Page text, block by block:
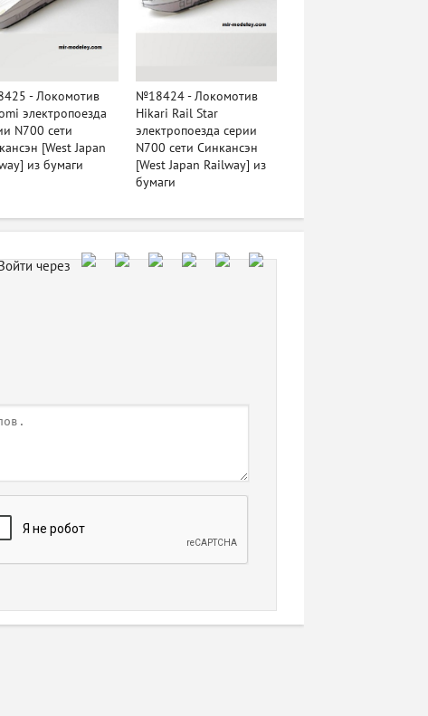
- Локомотив
электропоезда
N700 сети
[West Japan
из бумаги
№18424 - Локомотив
Hikari Rail Star
электропоезда серии
N700 сети Синкансэн
[West Japan Railway] из
бумаги